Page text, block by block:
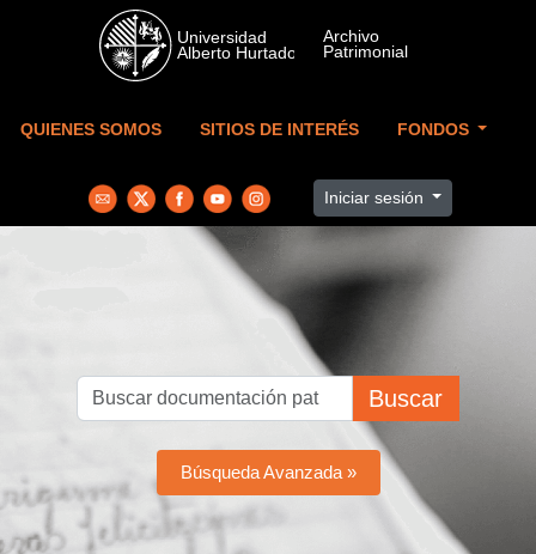
Skip to main content
QUIENES SOMOS SITIOS DE INTERÉS FONDOS
Iniciar sesión
Buscar
Búsqueda Avanzada »